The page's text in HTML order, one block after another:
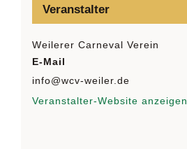
Veranstalter
Weilerer Carneval Verein
E-Mail
info@wcv-weiler.de
Veranstalter-Website anzeigen